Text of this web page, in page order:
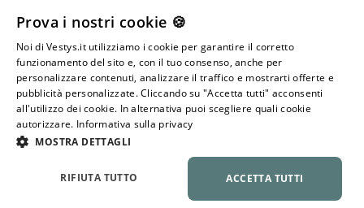
Account
Informazioni sul negozio
Tutti i diritti riservati ©
Prova i nostri cookie 🍪
Noi di Vestys.it utilizziamo i cookie per garantire il corretto
funzionamento del sito e, con il tuo consenso, anche per
personalizzare contenuti, analizzare il traffico e mostrarti offerte e
pubblicità personalizzate. Cliccando su "Accetta tutti" acconsenti
all'utilizzo dei cookie. In alternativa puoi scegliere quali cookie
autorizzare. Informativa sulla privacy
MOSTRA DETTAGLI
ACCETTA TUTTI
RIFIUTA TUTTO